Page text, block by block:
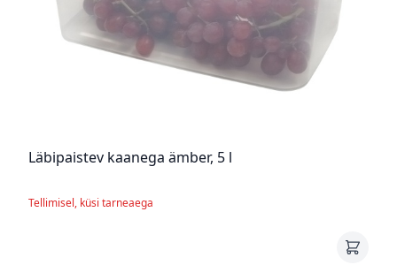
Läbipaistev kaanega ämber, 5 l
Tellimisel, küsi tarneaega